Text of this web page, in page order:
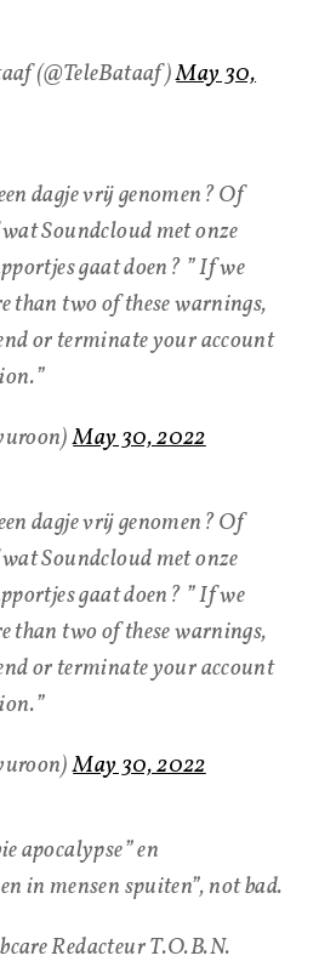
(@TeleBataaf)May 30,
dagje vrij genomen? Of
Soundcloud met onze
gaat doen? ” If we
than two of these warnings,
or terminate your account
May 30, 2022
dagje vrij genomen? Of
Soundcloud met onze
gaat doen? ” If we
than two of these warnings,
or terminate your account
May 30, 2022
apocalypse” en
in mensen spuiten”, not bad.
Redacteur T.O.B.N.